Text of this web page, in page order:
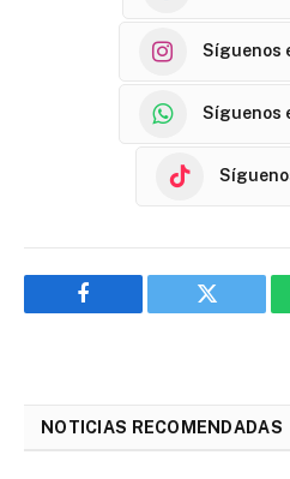
Síguenos
Síguenos
Facebook Twitter
NOTICIAS RECOMENDADAS